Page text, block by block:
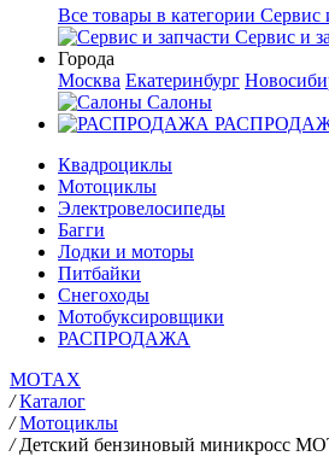
Все товары в категории Сервис
Сервис и
Города
Москва Екатеринбург
Салоны
Квадроциклы
Мотоциклы
Электровелосипеды
Багги
Лодки и моторы
Питбайки
Снегоходы
Мотобуксировщики
РАСПРОДАЖА
MOTAX
/ Каталог
/ Мотоциклы
/ Детский бензиновый миникросс